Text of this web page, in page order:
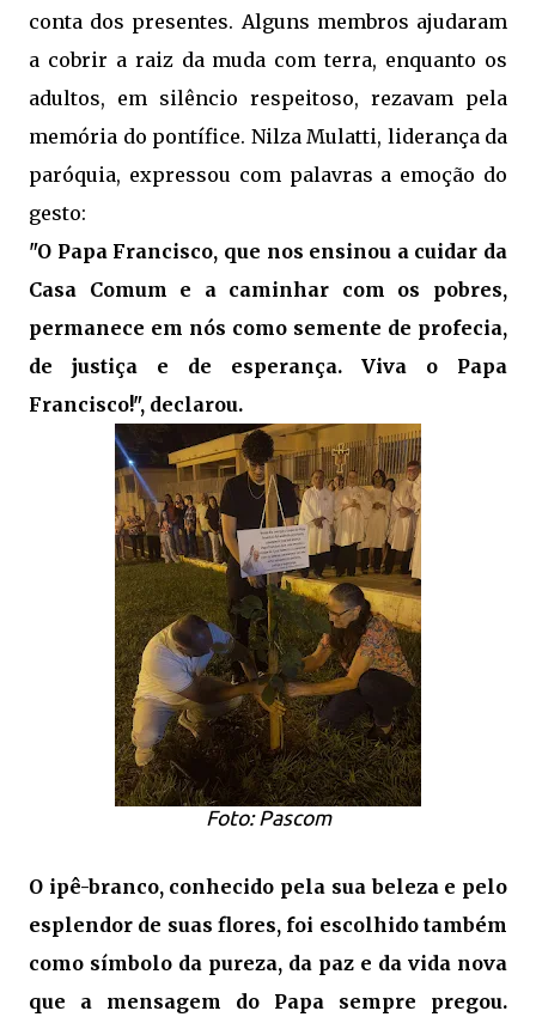
conta dos presentes. Alguns membros ajudaram
a cobrir a raiz da muda com terra, enquanto os
adultos, em silêncio respeitoso, rezavam pela
memória do pontífice. Nilza Mulatti, liderança da
paróquia, expressou com palavras a emoção do
gesto:
"O Papa Francisco, que nos ensinou a cuidar da
Casa Comum e a caminhar com os pobres,
permanece em nós como semente de profecia,
de justiça e de esperança. Viva o Papa
Francisco!", declarou.
Foto: Pascom
O ipê-branco, conhecido pela sua beleza e pelo
esplendor de suas flores, foi escolhido também
como símbolo da pureza, da paz e da vida nova
que a mensagem do Papa sempre pregou.